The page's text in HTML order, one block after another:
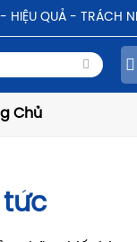
HIỆU QUẢ - TRÁCH
Chủ